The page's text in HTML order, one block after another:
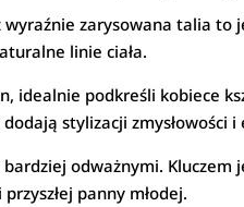
zarysowana talia to
linie ciała.
idealnie podkreśli kobiece
stylizacji zmysłowości i
odważnymi. Kluczem
panny młodej.